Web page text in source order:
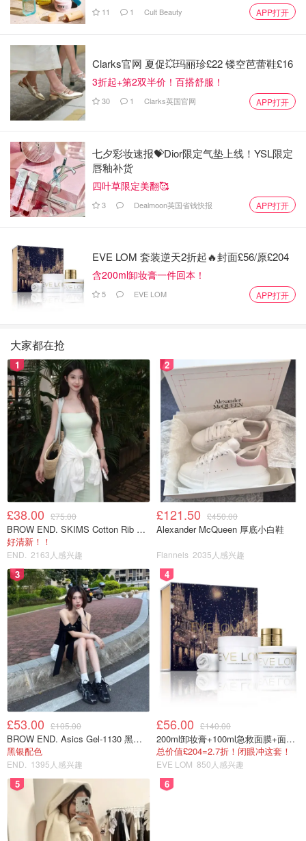
11 1 Cult Beauty APP打开
Clarks官网 夏促💥玛丽珍£22 镂空芭蕾鞋£16
3折起+第2双半价！百搭舒服！
30 1 Clarks英国官网 APP打开
七夕彩妆速报💝Dior限定气垫上线！YSL限定
唇釉补货
四叶草限定美翻🥰
3 Dealmoon英国省钱快报 APP打开
EVE LOM 套装逆天2折起🔥封面£56/原£204
含200ml卸妆膏一件回本！
5 EVE LOM APP打开
大家都在抢
1
£38.00 £75.00
BROW END. SKIMS Cotton Rib 长款背心连衣裙 薄荷绿
好清新！！
END. 2163人感兴趣
2
£121.50 £450.00
Alexander McQueen 厚底小白鞋
Flannels 2035人感兴趣
3
£53.00 £105.00
BROW END. Asics Gel-1130 黑色运动鞋
黑银配色
END. 1395人感兴趣
4
£56.00 £140.00
200ml卸妆膏+100ml急救面膜+面霜+洁颜布
总价值£204=2.7折！闭眼冲这套！
EVE LOM 850人感兴趣
5 6